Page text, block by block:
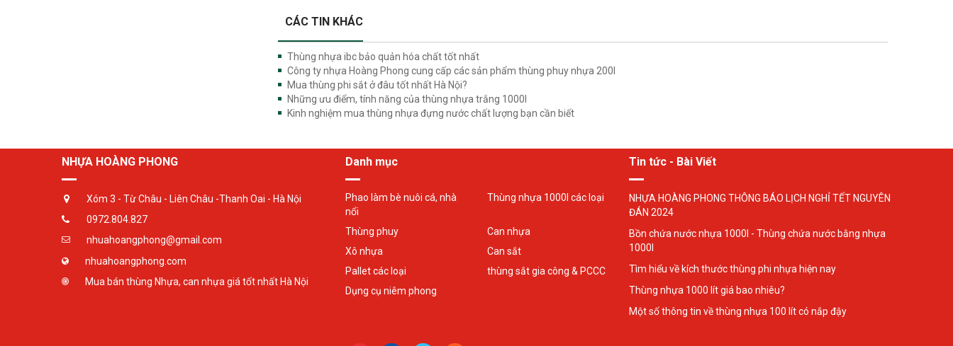
CÁC TIN KHÁC
Thùng nhựa ibc bảo quản hóa chất tốt nhất
Công ty nhựa Hoàng Phong cung cấp các sản phẩm thùng phuy nhựa 200l
Mua thùng phi sắt ở đâu tốt nhất Hà Nội?
Những ưu điểm, tính năng của thùng nhựa trắng 1000l
Kinh nghiệm mua thùng nhựa đựng nước chất lượng bạn cần biết
NHỰA HOÀNG PHONG
Xóm 3 - Từ Châu - Liên Châu -Thanh Oai - Hà Nội
0972.804.827
nhuahoangphong@gmail.com
nhuahoangphong.com
Mua bán thùng Nhựa, can nhựa giá tốt nhất Hà Nội
Danh mục
Phao làm bè nuôi cá, nhà
nổi
Thùng nhựa 1000l các loại
Thùng phuy
Can nhựa
Xô nhựa
Can sắt
Pallet các loại
thùng sắt gia công & PCCC
Dụng cụ niêm phong
Tin tức - Bài Viết
NHỰA HOÀNG PHONG THÔNG BÁO LỊCH NGHỈ TẾT NGUYÊN
ĐÁN 2024
Bồn chứa nước nhựa 1000l - Thùng chứa nước bằng nhựa
1000l
Tìm hiểu về kích thước thùng phi nhựa hiện nay
Thùng nhựa 1000 lít giá bao nhiêu?
Một số thông tin về thùng nhựa 100 lít có nắp đậy